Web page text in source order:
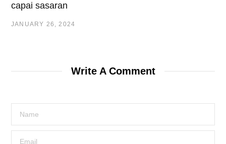
capai sasaran
JANUARY 26, 2024
Write A Comment